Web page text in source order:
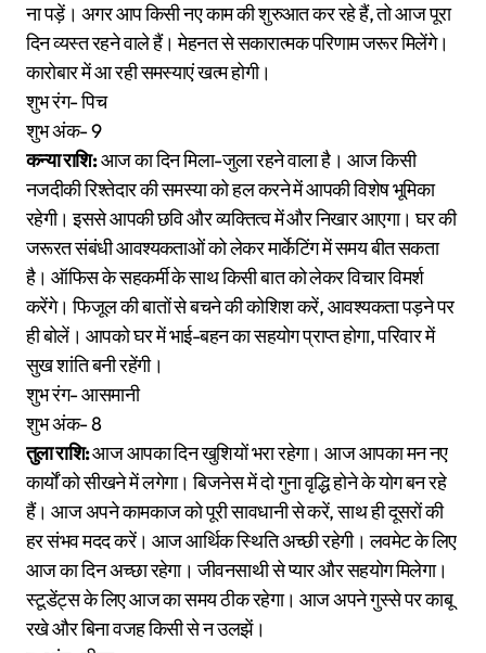
ना पड़ें। अगर आप किसी नए काम की शुरुआत कर रहे हैं, तो आज पूरा
दिन व्यस्त रहने वाले हैं। मेहनत से सकारात्मक परिणाम जरूर मिलेंगे।
कारोबार में आ रही समस्याएं खत्म होगी।
शुभ रंग- पिच
शुभ अंक- 9
कन्या राशि:आज का दिन मिला-जुला रहने वाला है। आज किसी
नजदीकी रिश्तेदार की समस्या को हल करने में आपकी विशेष भूमिका
रहेगी। इससे आपकी छवि और व्यक्तित्व में और निखार आएगा। घर की
जरूरत संबंधी आवश्यकताओं को लेकर मार्केटिंग में समय बीत सकता
है। ऑफिस के सहकर्मी के साथ किसी बात को लेकर विचार विमर्श
करेंगे। फिजूल की बातों से बचने की कोशिश करें, आवश्यकता पड़ने पर
ही बोलें। आपको घर में भाई-बहन का सहयोग प्राप्त होगा, परिवार में
सुख शांति बनी रहेंगी।
शुभ रंग- आसमानी
शुभ अंक- 8
तुला राशि:आज आपका दिन खुशियों भरा रहेगा। आज आपका मन नए
कार्यों को सीखने में लगेगा। बिजनेस में दो गुना वृद्धि होने के योग बन रहे
हैं। आज अपने कामकाज को पूरी सावधानी से करें, साथ ही दूसरों की
हर संभव मदद करें। आज आर्थिक स्थिति अच्छी रहेगी। लवमेट के लिए
आज का दिन अच्छा रहेगा। जीवनसाथी से प्यार और सहयोग मिलेगा।
स्टूडेंट्स के लिए आज का समय ठीक रहेगा। आज अपने गुस्से पर काबू
रखे और बिना वजह किसी से न उलझें।